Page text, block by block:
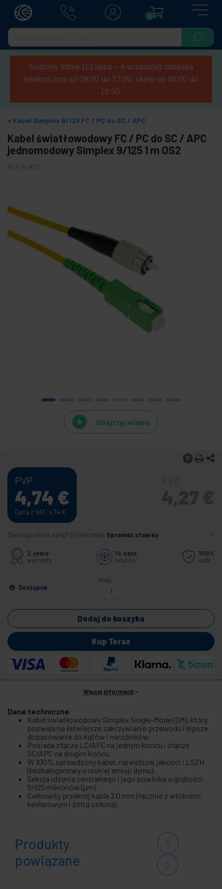
0
Godziny letnie (13 lipca – 4 września): obsługa
telefoniczna od 09:00 do 17:00, sklep od 08:00 do
16:30.
Kabel Simplex 9/125 FC / PC do SC / APC
Kabel światłowodowy FC / PC do SC / APC
jednomodowy Simplex 9/125 1 m OS2
REF: FL022
Obejrzyj wideo
PVP
4,74 €
Cena z VAT: 4,74 €
Dlaczego różne ceny? Co jest moje Sprawdź stawkę
2 years
warranty
14 days
returns
100%
safe
Dostępne
Ilość
Dodaj do koszyka
Kup Teraz
Więcej informacji
Dane techniczne
Kabel światłowodowy Simplex Single-Mode (SM), który
pozwala na łatwiejsze zakrzywianie przewodu i lepsze
dopasowanie do kątów i narożników.
Posiada złącze LC/APC na jednym końcu i złącze
SC/APC na drugim końcu.
W 100% sprawdzony kabel, najwyższej jakości i LSZH
(bezhalogenowy o niskiej emisji dymu).
Sekcja rdzenia centralnego i jego powłoka o grubości
9/125 mikronów (µm).
Całkowity przekrój kabla 2,0 mm (łącznie z włóknem
kevlarowym i żółtą osłoną).
Produkty
powiązane